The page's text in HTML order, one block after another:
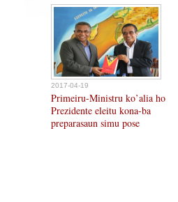
2017-04-19
Primeiru-Ministru ko’alia ho
Prezidente eleitu kona-ba
preparasaun simu pose